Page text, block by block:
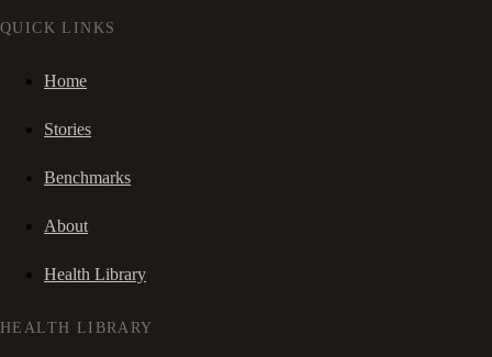
QUICK LINKS
Home
Stories
Benchmarks
About
Health Library
HEALTH LIBRARY